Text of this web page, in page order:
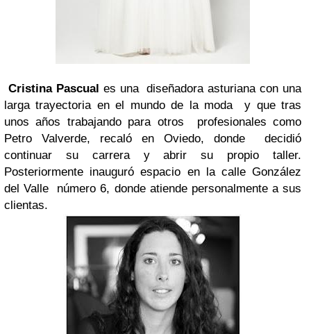
Cristina Pascual es una diseñadora asturiana con una
larga trayectoria en el mundo de la moda y que tras
unos años trabajando para otros profesionales como
Petro Valverde, recaló en Oviedo, donde decidió
continuar su carrera y abrir su propio taller.
Posteriormente inauguró espacio en la calle González
del Valle número 6, donde atiende personalmente a sus
clientas.